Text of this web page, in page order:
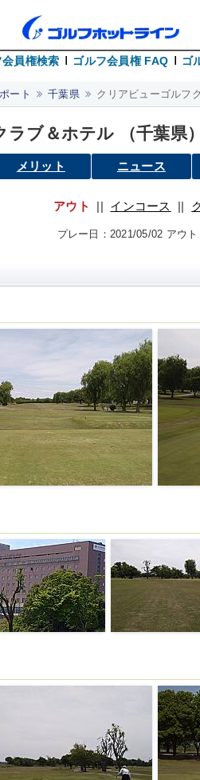
会員権検索 ゴルフ会員権 FAQ ゴ
ート 千葉県 クリアビューゴルフ
ブ＆ホテル （千葉県）
メリット ニュース
アウト || インコース ||
プレー日：2021/05/02 アウ